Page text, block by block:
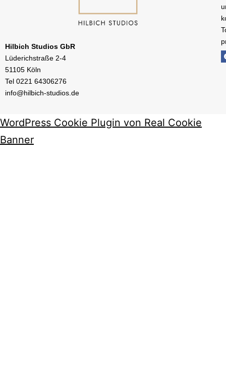
Hilbich Studios GbR
Lüderichstraße 2-4
51105 Köln
Tel 0221 64306276
info@hilbich-studios.de
WordPress Cookie Plugin von Real Cookie
Banner